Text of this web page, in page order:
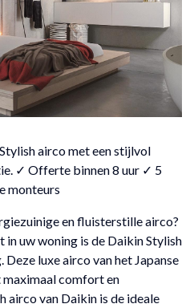
airco met een stijlvol
✓ Offerte binnen 8 uur ✓ 5
monteurs
en fluisterstille airco?
in uw woning is de Daikin Stylish
luxe airco van het Japanse
comfort en
airco van Daikin is de ideale